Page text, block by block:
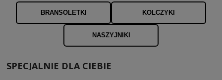
BRANSOLETKI KOLCZYKI
NASZYJNIKI